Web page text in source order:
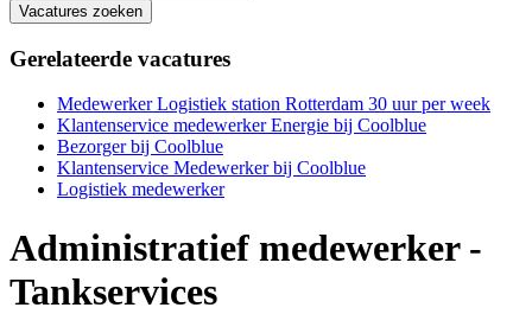
Vacatures zoeken
Gerelateerde vacatures
Medewerker Logistiek station Rotterdam 30 uur per week
Klantenservice medewerker Energie bij Coolblue
Bezorger bij Coolblue
Klantenservice Medewerker bij Coolblue
Logistiek medewerker
Administratief medewerker -
Tankservices